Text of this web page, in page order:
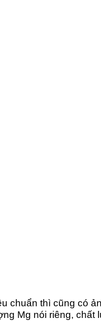
chuẩn thì cũng có
Mg nói riêng, chất